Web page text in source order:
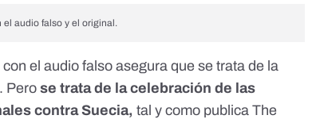
audio falso y el original.
el audio falso asegura que se trata de la
Perose trata de la celebración de las
contra Suecia,tal y como publica The